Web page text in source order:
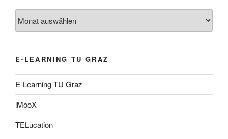
E-LEARNING TU GRAZ
E-Learning TU Graz
iMooX
TELucation